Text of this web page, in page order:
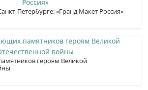
Петербурге: «Гранд Макет Россия»
героям Великой